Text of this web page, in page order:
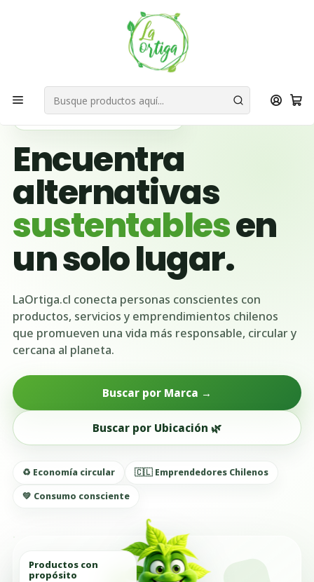
Bienvenid@s a quienes quieren un planeta más verde...
Nuestra Misión
Ubicación Emprendedores
San Rosendo
🌱 BUSCADOR VERDE DE CHILE
Encuentra
alternativas
sustentablesen
un solo lugar.
LaOrtiga.cl conecta personas conscientes con
productos, servicios y emprendimientos chilenos
que promueven una vida más responsable, circular y
cercana al planeta.
Buscar por Marca →
Buscar por Ubicación 🌿
♻️ Economía circular
🇨🇱 Emprendedores Chilenos
💚 Consumo consciente
Productos con
propósito